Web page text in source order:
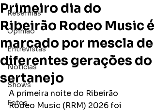
Resenhas
Opinião
Entrevistas
Notícias
Shows
Fotos
Primeiro dia do
Ribeirão Rodeo Music é
marcado por mescla de
diferentes gerações do
sertanejo
A primeira noite do Ribeirão
Rodeo Music (RRM) 2026 foi